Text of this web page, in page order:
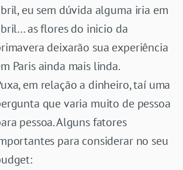
eu sem dúvida alguma iria em
as flores do inicio da
deixarão sua experiência
Paris ainda mais linda.
em relação a dinheiro, taí uma
que varia muito de pessoa
pessoa. Alguns fatores
para considerar no seu